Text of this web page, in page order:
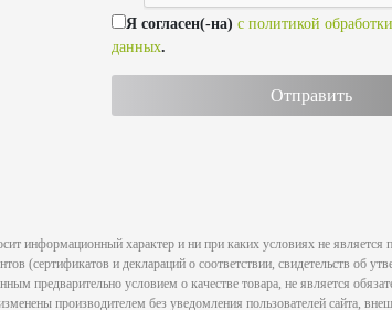
Я согласен(-на) с политикой
данных.
информационный характер и ни при каких условиях не является
(сертификатов и деклараций о соответствии, свидетельств об
предварительно условием о качестве товара, не является
производителем без уведомления пользователей сайта,